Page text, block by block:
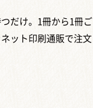
だけ。1冊から1冊ご
ット印刷通販で注文